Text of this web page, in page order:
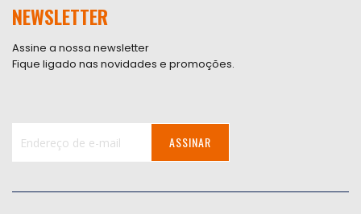
NEWSLETTER
Assine a nossa newsletter
Fique ligado nas novidades e promoções.
ASSINAR